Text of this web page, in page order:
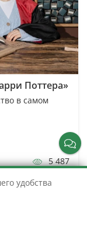
Поттера»
в самом
5 487
удобства